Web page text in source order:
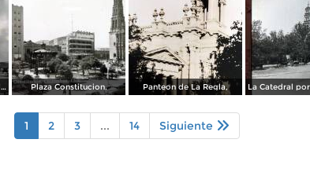
La Penitenciaria del estado. Plaza Constitucion. Panteon de La Regla,
1 2 3 ... 14 Siguiente